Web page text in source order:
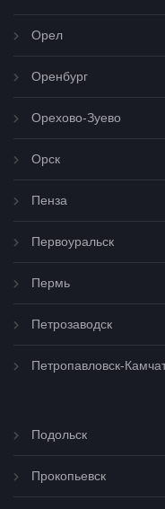
Орел
Оренбург
Орехово-Зуево
Орск
Пенза
Первоуральск
Пермь
Петрозаводск
Петропавловск-
Подольск
Прокопьевск